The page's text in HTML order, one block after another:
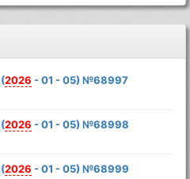
(2026 - 01 - 05) №68997
(2026 - 01 - 05) №68998
(2026 - 01 - 05) №68999